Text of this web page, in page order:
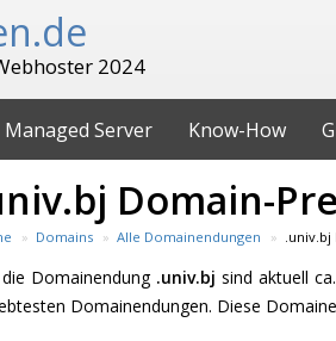
2024
Managed Server Know-How
Domain-
Domains Alle Domainendungen .univ.bj
Domainendung .univ.bj sind aktuell
Domainendungen. Diese